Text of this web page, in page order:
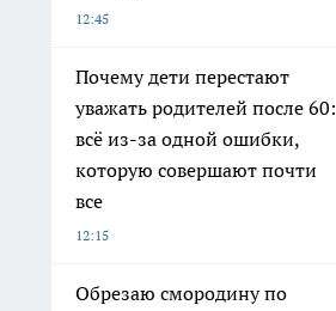
12:45
Почему дети перестают
уважать родителей после 60:
всё из-за одной ошибки,
которую совершают почти
все
12:15
Обрезаю смородину по